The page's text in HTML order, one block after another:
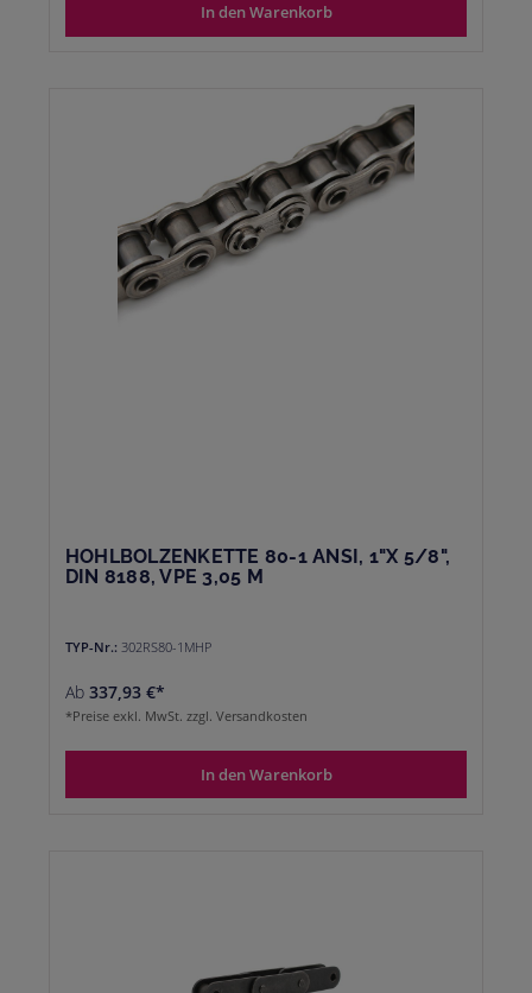
In den Warenkorb
HOHLBOLZENKETTE 80-1 ANSI, 1"X 5/8",
DIN 8188, VPE 3,05 M
TYP-Nr.: 302RS80-1MHP
Ab 337,93 €*
*Preise exkl. MwSt. zzgl. Versandkosten
In den Warenkorb